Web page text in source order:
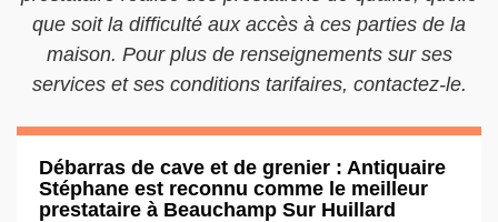
que soit la difficulté aux accès à ces parties de la
maison. Pour plus de renseignements sur ses
services et ses conditions tarifaires, contactez-le.
Débarras de cave et de grenier : Antiquaire
Stéphane est reconnu comme le meilleur
prestataire à Beauchamp Sur Huillard